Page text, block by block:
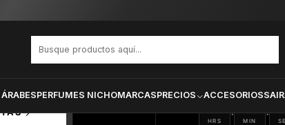
PERFUMES NICHOMARCASPRECIOS ACCESORIOS
18
HRS
: 10
MIN
: